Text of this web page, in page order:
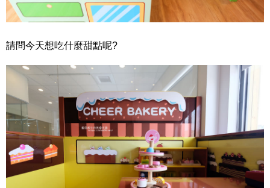
請問今天想吃什麼甜點呢?